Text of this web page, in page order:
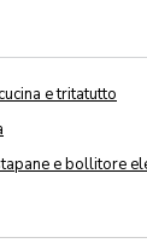
e tritatutto
e bollitore